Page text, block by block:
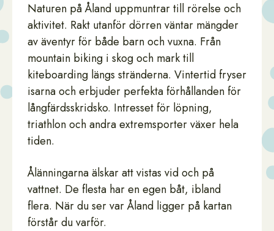
Naturen på Åland uppmuntrar till rörelse och
aktivitet. Rakt utanför dörren väntar mängder
av äventyr för både barn och vuxna. Från
mountain biking i skog och mark till
kiteboarding längs stränderna. Vintertid fryser
isarna och erbjuder perfekta förhållanden för
långfärdsskridsko. Intresset för löpning,
triathlon och andra extremsporter växer hela
tiden.
Ålänningarna älskar att vistas vid och på
vattnet. De flesta har en egen båt, ibland
flera. När du ser var Åland ligger på kartan
förstår du varför.